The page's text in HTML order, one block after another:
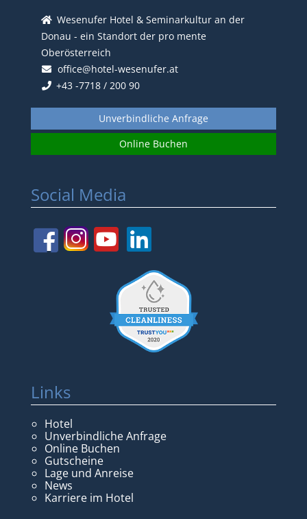
Wesenufer Hotel & Seminarkultur an der
Donau - ein Standort der pro mente
Oberösterreich
office@hotel-wesenufer.at
+43 -7718 / 200 90
Unverbindliche Anfrage
Online Buchen
Social Media
Links
Hotel
Unverbindliche Anfrage
Online Buchen
Gutscheine
Lage und Anreise
News
Karriere im Hotel